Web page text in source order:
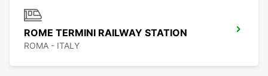
ROME TERMINI RAILWAY STATION
ROMA - ITALY